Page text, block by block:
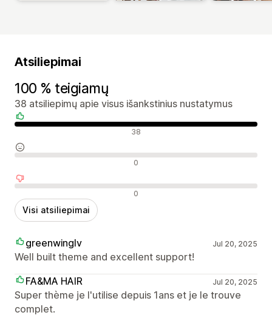
Atsiliepimai
100 % teigiamų
38 atsiliepimų apie visus išankstinius nustatymus
Teigiami atsiliepimai 38
Neutralūs atsiliepimai 0
Neigiami atsiliepimai 0
Visi atsiliepimai
greenwinglv Jul 20, 2025
Well built theme and excellent support!
FA&MA HAIR
Jul 20, 2025
Super thème je l'utilise depuis 1ans et je le trouve
complet.